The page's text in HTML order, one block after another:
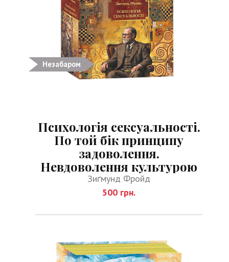
Незабаром
Психологія сексуальності.
По той бік принципу
задоволення.
Невдоволення культурою
Зиґмунд Фройд
500 грн.